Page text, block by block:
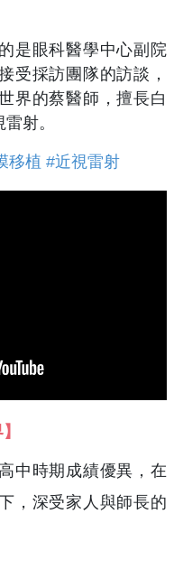
是眼科醫學中心副院
受採訪團隊的訪談，
界的蔡醫師，擅長白
射。
移植 #近視雷射
中時期成績優異，在
，深受家人與師長的